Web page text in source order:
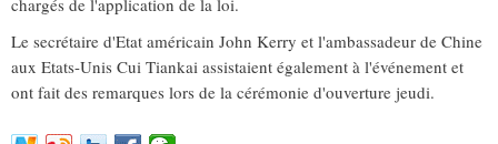
chargés de l'application de la loi.
Le secrétaire d'Etat américain John Kerry et l'ambassadeur de Chine
aux Etats-Unis Cui Tiankai assistaient également à l'événement et
ont fait des remarques lors de la cérémonie d'ouverture jeudi.